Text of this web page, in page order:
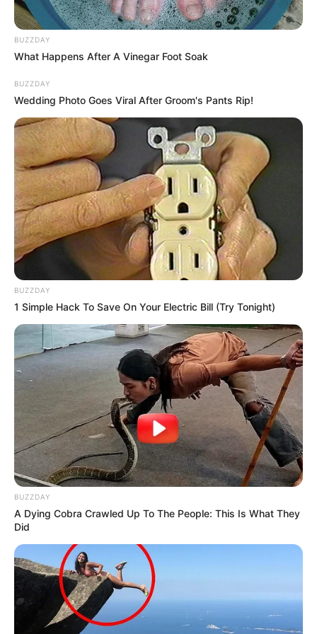
εμφανίστηκε δημιουργούν μια αίσθηση
μυστηρίου.
ενδεχόμενο να πρόκειται απλώς για μια
συμπτωματική εικόνα χωρίς κάποια
επικίνδυνη προέκταση.
Η ψύχραιμη διερεύνηση από τις αρμόδιες
αρχές είναι απαραίτητη.
Περισσότερα νέα από την Εύβοια
Εύβοια: Θλίψη για γνωστό επαγγελματία που
έφυγε από την ζωή
ΣΟΚ: Γυναίκα έπεσε από την υψηλή γέφυρα
Χαλκίδας
Εύβοια: Θλίψη για γνωστό επαγγελματία που
έφυγε από την ζωή
Ακολουθήστε το evianews.com στοGoogle
News
ΤΑ ΠΙΟ ΔΗΜΟΦΙΛΗ
BUZZDAY
What Happens After A Vinegar Foot Soak
BUZZDAY
Wedding Photo Goes Viral After Groom's Pants Rip!
BUZZDAY
1 Simple Hack To Save On Your Electric Bill (Try Tonight)
BUZZDAY
A Dying Cobra Crawled Up To The People: This Is What They
Did